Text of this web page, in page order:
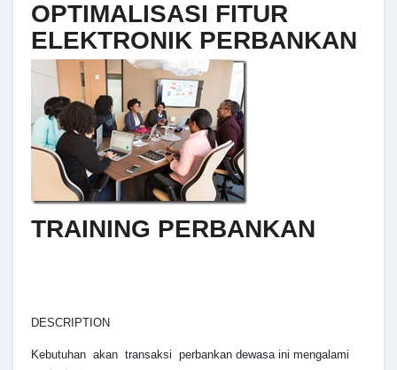
OPTIMALISASI FITUR
ELEKTRONIK PERBANKAN
TRAINING PERBANKAN
DESCRIPTION
Kebutuhan akan transaksi perbankan dewasa ini mengalami